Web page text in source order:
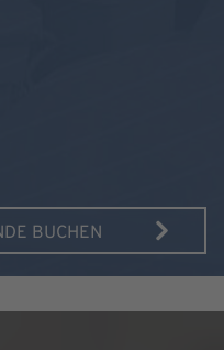
BUCHEN